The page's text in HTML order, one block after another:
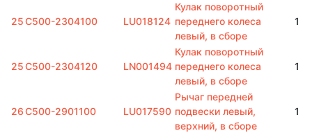
25C500-2304100 LU018124
Кулак поворотный
переднего колеса
левый, в сборе
1
25C500-2304120 LN001494
Кулак поворотный
переднего колеса
левый, в сборе
1
26C500-2901100 LU017590
Рычаг передней
подвески левый,
верхний, в сборе
1